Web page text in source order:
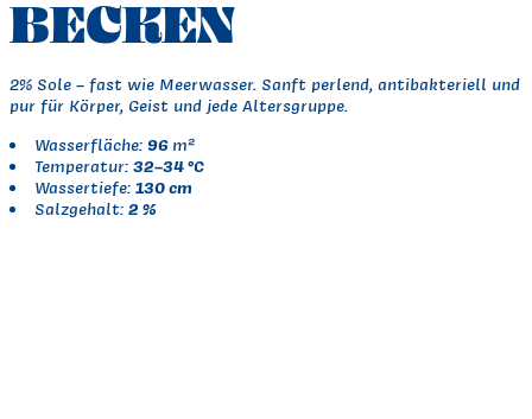
BECKEN
2% Sole – fast wie Meerwasser. Sanft perlend, antibakteriell und
pur für Körper, Geist und jede Altersgruppe.
Wasserfläche: 96 m²
Temperatur: 32–34 °C
Wassertiefe: 130 cm
Salzgehalt: 2 %